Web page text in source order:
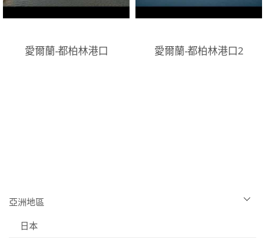
愛爾蘭-都柏林港口 愛爾蘭-都柏林港口2
亞洲地區
日本